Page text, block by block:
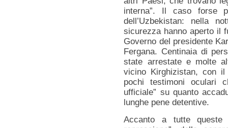
interna”. Il caso forse
dell’Uzbekistan: nella
sicurezza hanno aperto il
Governo del presidente
Fergana. Centinaia di
state arrestate e molte
vicino Kirghizistan, con
pochi testimoni oculari
ufficiale” su quanto
lunghe pene detentive.
Accanto a tutte